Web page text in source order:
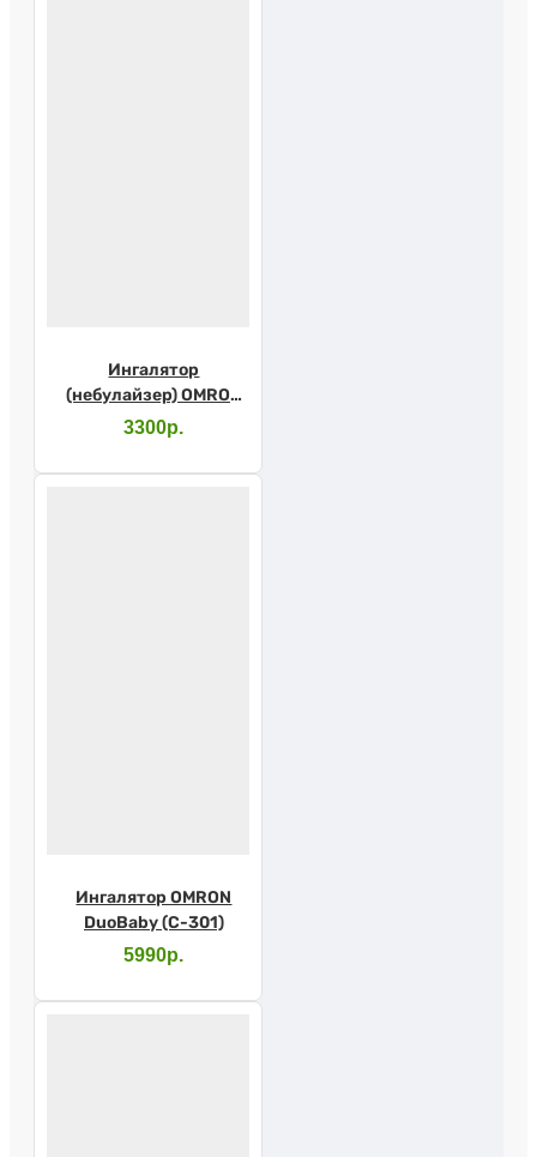
Ингалятор
(небулайзер) OMRON
NE-C17
3300р.
Ингалятор OMRON
DuoBaby (С-301)
5990р.